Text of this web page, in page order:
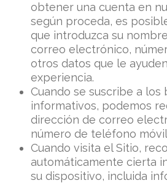
obtener una cuenta en
según proceda, es
que introduzca su
correo electrónico,
otros datos que le
experiencia.
Cuando se suscribe a los
informativos, podemos
dirección de correo
número de teléfono
Cuando visita el Sitio,
automáticamente cierta
su dispositivo, incluida